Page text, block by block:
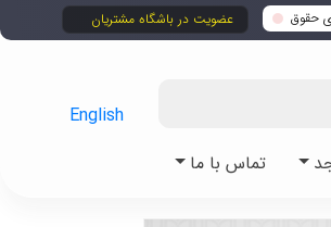
حقوق عضویت در باشگاه مشتریان
تماس با ما
English